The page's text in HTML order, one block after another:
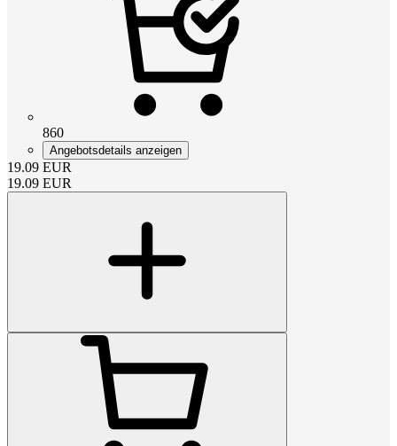
860
Angebotsdetails anzeigen
19.09 EUR
19.09 EUR